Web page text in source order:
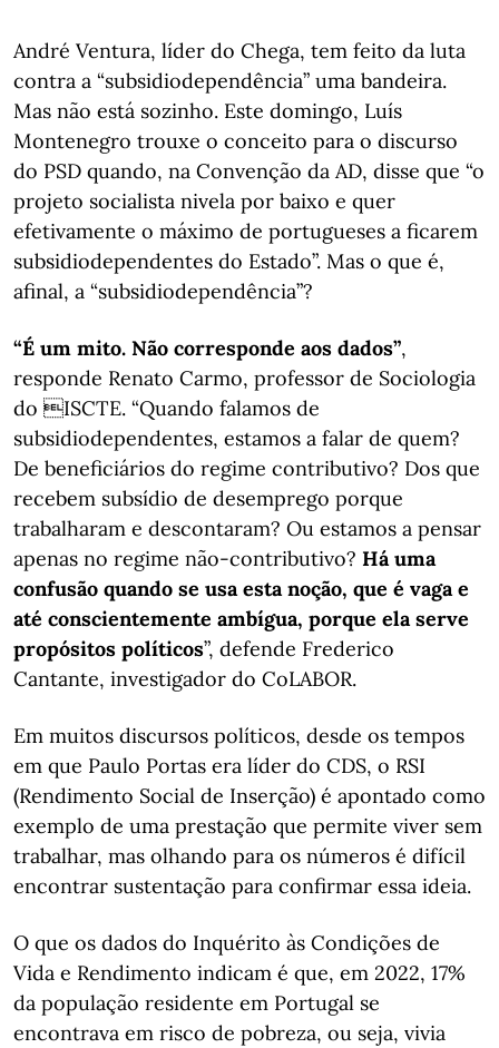
André Ventura, líder do Chega, tem feito da luta
contra a “subsidiodependência” uma bandeira.
Mas não está sozinho. Este domingo, Luís
Montenegro trouxe o conceito para o discurso
do PSD quando, na Convenção da AD, disse que “o
projeto socialista nivela por baixo e quer
efetivamente o máximo de portugueses a ficarem
subsidiodependentes do Estado”. Mas o que é,
afinal, a “subsidiodependência”?
“É um mito. Não corresponde aos dados”,
responde Renato Carmo, professor de Sociologia
do ISCTE. “Quando falamos de
subsidiodependentes, estamos a falar de quem?
De beneficiários do regime contributivo? Dos que
recebem subsídio de desemprego porque
trabalharam e descontaram? Ou estamos a pensar
apenas no regime não-contributivo? Há uma
confusão quando se usa esta noção, que é vaga e
até conscientemente ambígua, porque ela serve
propósitos políticos”, defende Frederico
Cantante, investigador do CoLABOR.
Em muitos discursos políticos, desde os tempos
em que Paulo Portas era líder do CDS, o RSI
(Rendimento Social de Inserção) é apontado como
exemplo de uma prestação que permite viver sem
trabalhar, mas olhando para os números é difícil
encontrar sustentação para confirmar essa ideia.
O que os dados do Inquérito às Condições de
Vida e Rendimento indicam é que, em 2022, 17%
da população residente em Portugal se
encontrava em risco de pobreza, ou seja, vivia